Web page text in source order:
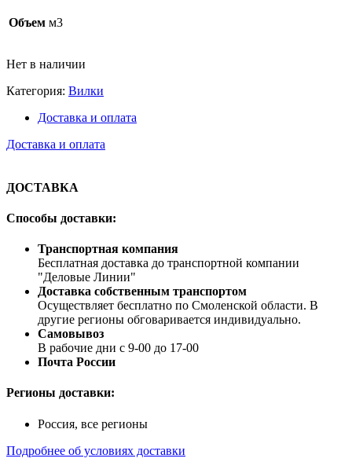
Объем м3
Нет в наличии
Категория: Вилки
Доставка и оплата
Доставка и оплата
ДОСТАВКА
Способы доставки:
Транспортная компания
Бесплатная доставка до транспортной компании
"Деловые Линии"
Доставка собственным транспортом
Осуществляет бесплатно по Смоленской области. В
другие регионы обговаривается индивидуально.
Самовывоз
В рабочие дни с 9-00 до 17-00
Почта России
Регионы доставки:
Россия, все регионы
Подробнее об условиях доставки